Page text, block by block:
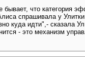
что категория
спрашивала у
куда идти",- сказала
- это механизм